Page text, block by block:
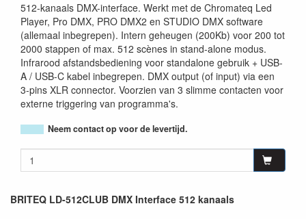
512-kanaals DMX-interface. Werkt met de Chromateq Led
Player, Pro DMX, PRO DMX2 en STUDIO DMX software
(allemaal inbegrepen). Intern geheugen (200Kb) voor 200 tot
2000 stappen of max. 512 scènes in stand-alone modus.
Infrarood afstandsbediening voor standalone gebruik + USB-
A / USB-C kabel inbegrepen. DMX output (of input) via een
3-pins XLR connector. Voorzien van 3 slimme contacten voor
externe triggering van programma's.
Neem contact op voor de levertijd.
BRITEQ LD-512CLUB DMX Interface 512 kanaals